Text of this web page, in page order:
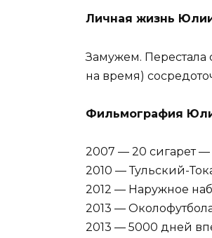
Личная жизнь
Замужем. Перестала
на время)
Фильмография
2007 — 20 сигарет
2010 — Тульский-
2012 — Наружное
2013 —
2013 — 5000 дней